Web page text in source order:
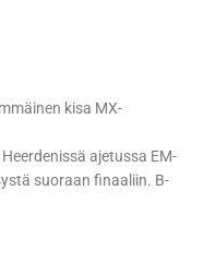
kisa MX-
ajetussa EM-
suoraan finaaliin. B-